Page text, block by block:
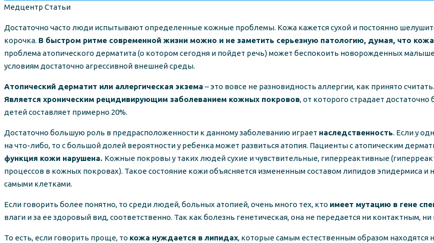
Author
Медцентр Categories
Статьи
Достаточно часто люди испытывают определенные кожные проблемы. Кожа кажется сухой и постоянно
корочка. В быстром ритме современной жизни можно и не заметить серьезную патологию, думая, что
проблема атопического дерматита (о котором сегодня и пойдет речь) может беспокоить новорожденных
условиям достаточно агрессивной внешней среды.
Атопический дерматит или аллергическая экзема – это вовсе не разновидность аллергии, как принято
Является хроническим рецидивирующим заболеванием кожных покровов, от которого страдает
детей составляет примерно 20%.
Достаточно большую роль в предрасположенности к данному заболеванию играет наследственность. Если у
на что-либо, то с большой долей вероятности у ребенка может развиться атопия. Пациенты с атопическим
функция кожи нарушена. Кожные покровы у таких людей сухие и чувствительные, гиперреактивные
процессов в кожных покровах). Такое состояние кожи объясняется измененным составом липидов эпидермиса
самыми клетками.
Если говорить более понятно, то среди людей, больных атопией, очень много тех, кто имеет мутацию в гене
влаги и за ее здоровый вид, соответственно. Так как болезнь генетическая, она не передается ни контактным,
То есть, если говорить проще, то кожа нуждается в липидах, которые самым естественным образом находятся